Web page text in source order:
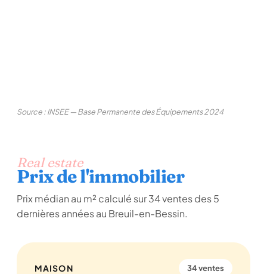
Source : INSEE — Base Permanente des Équipements 2024
Real estate
Prix de l'immobilier
Prix médian au m² calculé sur 34 ventes des 5
dernières années au Breuil-en-Bessin.
MAISON 34 ventes